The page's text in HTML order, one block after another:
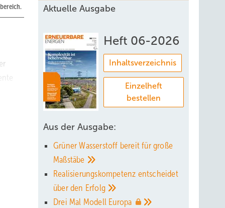
des
Aktuelle Ausgabe
Heft 06-2026
Inhaltsverzeichnis
Einzelheft
bestellen
Aus der Ausgabe:
Grüner Wasserstoff bereit für große
Maßstäbe
Realisierungskompetenz entscheidet
über den Erfolg
Drei Mal Modell Europa